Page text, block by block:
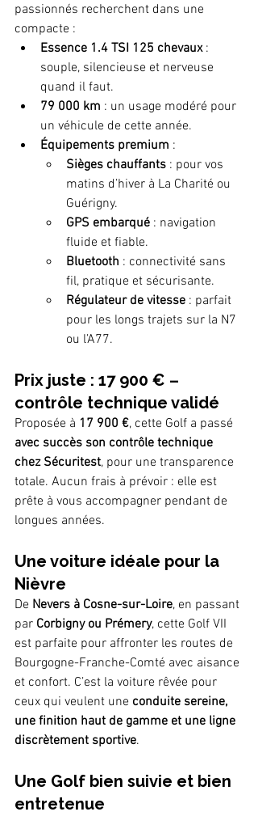
passionnés recherchent dans une
compacte :
Essence 1.4 TSI 125 chevaux :
souple, silencieuse et nerveuse
quand il faut.
79 000 km : un usage modéré pour
un véhicule de cette année.
Équipements premium :
Sièges chauffants : pour vos
matins d’hiver à La Charité ou
Guérigny.
GPS embarqué : navigation
fluide et fiable.
Bluetooth : connectivité sans
fil, pratique et sécurisante.
Régulateur de vitesse : parfait
pour les longs trajets sur la N7
ou l’A77.
Prix juste : 17 900 € –
contrôle technique validé
Proposée à 17 900 €, cette Golf a passé
avec succès son contrôle technique
chez Sécuritest, pour une transparence
totale. Aucun frais à prévoir : elle est
prête à vous accompagner pendant de
longues années.
Une voiture idéale pour la
Nièvre
De Nevers à Cosne-sur-Loire, en passant
par Corbigny ou Prémery, cette Golf VII
est parfaite pour affronter les routes de
Bourgogne-Franche-Comté avec aisance
et confort. C’est la voiture rêvée pour
ceux qui veulent une conduite sereine,
une finition haut de gamme et une ligne
discrètement sportive.
Une Golf bien suivie et bien
entretenue